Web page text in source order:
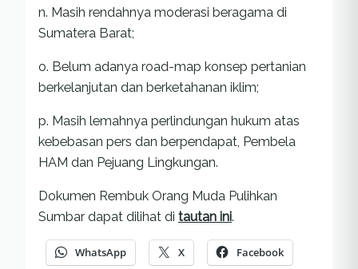
n. Masih rendahnya moderasi beragama di
Sumatera Barat;
o. Belum adanya road-map konsep pertanian
berkelanjutan dan berketahanan iklim;
p. Masih lemahnya perlindungan hukum atas
kebebasan pers dan berpendapat, Pembela
HAM dan Pejuang Lingkungan.
Dokumen Rembuk Orang Muda Pulihkan
Sumbar dapat dilihat di tautan ini.
WhatsApp X Facebook